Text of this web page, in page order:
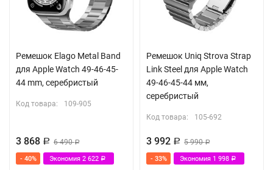
Ремешок Elago Metal Band
для Apple Watch 49-46-45-
44 mm, серебристый
Код товара: 109-905
3 868 Р 6 490Р
- 40% Экономия 2 622 Р
Ремешок Uniq Strova Strap
Link Steel для Apple Watch
49-46-45-44 мм,
серебристый
Код товара: 105-692
3 992 Р 5 990Р
- 33% Экономия 1 998 Р